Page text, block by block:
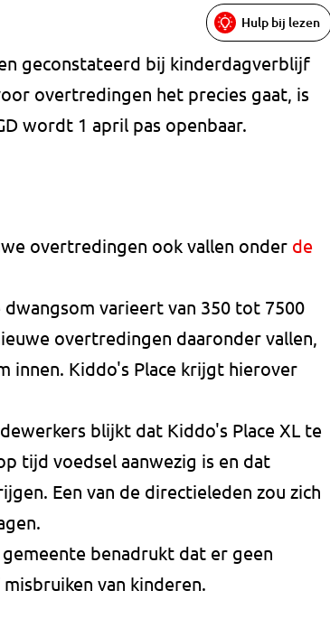
Hulp bij lezen
geconstateerd bij kinderdagverblijf
overtredingen het precies gaat, is
wordt 1 april pas openbaar.
overtredingen ook vallen onder de
dwangsom varieert van 350 tot 7500
overtredingen daaronder vallen,
innen. Kiddo's Place krijgt hierover
blijkt dat Kiddo's Place XL te
tijd voedsel aanwezig is en dat
Een van de directieleden zou zich
gemeente benadrukt dat er geen
van kinderen.